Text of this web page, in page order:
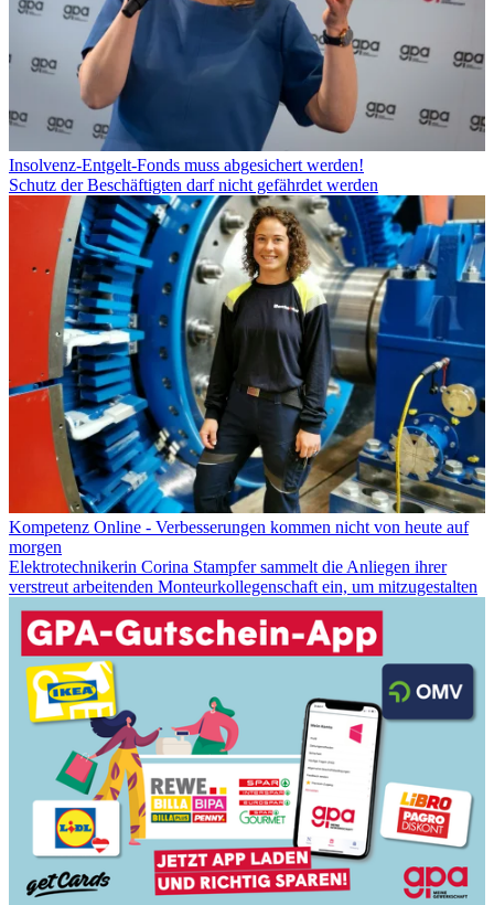
Insolvenz-Entgelt-Fonds muss abgesichert werden!
Schutz der Beschäftigten darf nicht gefährdet werden
Kompetenz Online - Verbesserungen kommen nicht von heute auf
morgen
Elektrotechnikerin Corina Stampfer sammelt die Anliegen ihrer
verstreut arbeitenden Monteurkollegenschaft ein, um mitzugestalten